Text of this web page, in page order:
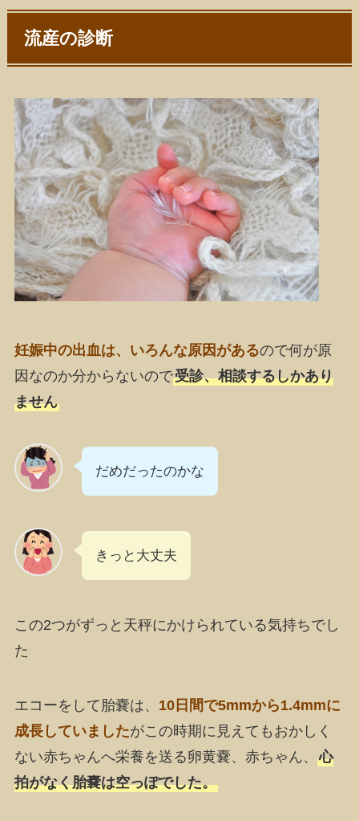
流産の診断
妊娠中の出血は、いろんな原因があるので何が原
因なのか分からないので受診、相談するしかあり
ません
だめだったのかな
きっと大丈夫
この2つがずっと天秤にかけられている気持ちでし
た
エコーをして胎嚢は、 10日間で5mmから1.4mmに
成長していましたがこの時期に見えてもおかしく
ない赤ちゃんへ栄養を送る卵黄嚢、赤ちゃん、 心
拍がなく胎嚢は空っぽでした。